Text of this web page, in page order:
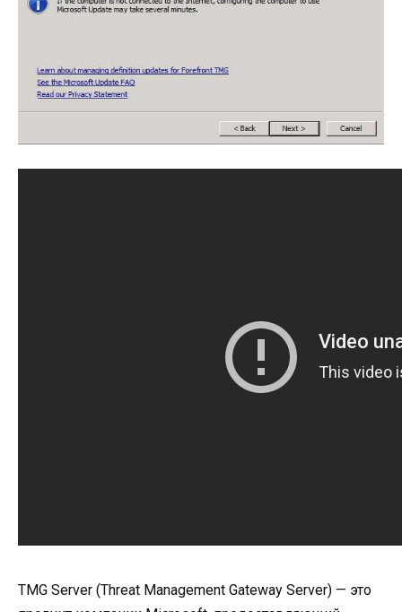
TMG Server (Threat Management Gateway Server) — это